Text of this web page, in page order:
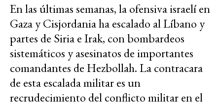
En las últimas semanas, la ofensiva israelí en
Gaza y Cisjordania ha escalado al Líbano y
partes de Siria e Irak, con bombardeos
sistemáticos y asesinatos de importantes
comandantes de Hezbollah. La contracara
de esta escalada militar es un
recrudecimiento del conflicto militar en el